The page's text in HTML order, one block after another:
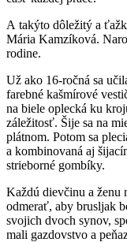
A takýto dôležitý a
Mária Kamzíková.
rodine.
Už ako 16-ročná sa
farebné kašmírové
na biele oplecká ku
záležitosť. Šije sa na
plátnom. Potom sa
a kombinovaná aj
strieborné gombíky.
Každú dievčinu a ženu
odmerať, aby brusljak
svojich dvoch synov,
mali gazdovstvo a